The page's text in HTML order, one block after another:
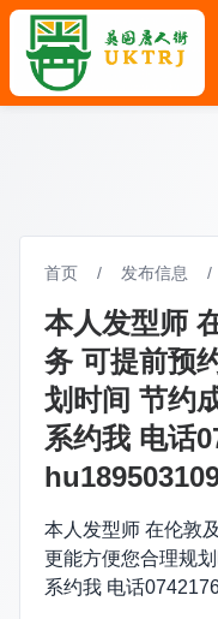
首页 / 发布信息 /
本人发型师
务 可提前预
划时间 节约
系约我 电话
本人发型师 在伦敦
更能方便您合理规
系约我 电话